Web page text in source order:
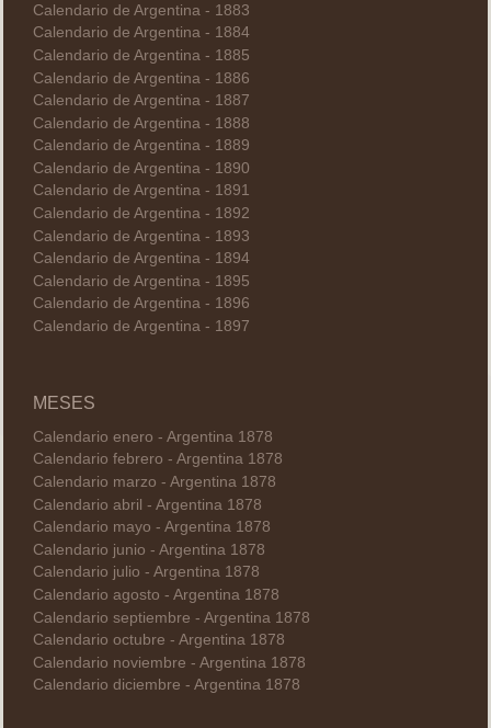
Calendario de Argentina - 1883
Calendario de Argentina - 1884
Calendario de Argentina - 1885
Calendario de Argentina - 1886
Calendario de Argentina - 1887
Calendario de Argentina - 1888
Calendario de Argentina - 1889
Calendario de Argentina - 1890
Calendario de Argentina - 1891
Calendario de Argentina - 1892
Calendario de Argentina - 1893
Calendario de Argentina - 1894
Calendario de Argentina - 1895
Calendario de Argentina - 1896
Calendario de Argentina - 1897
MESES
Calendario enero - Argentina 1878
Calendario febrero - Argentina 1878
Calendario marzo - Argentina 1878
Calendario abril - Argentina 1878
Calendario mayo - Argentina 1878
Calendario junio - Argentina 1878
Calendario julio - Argentina 1878
Calendario agosto - Argentina 1878
Calendario septiembre - Argentina 1878
Calendario octubre - Argentina 1878
Calendario noviembre - Argentina 1878
Calendario diciembre - Argentina 1878